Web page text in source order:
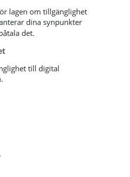
lagen om tillgänglighet
dina synpunkter
det.
till digital